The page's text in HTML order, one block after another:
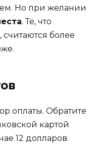
Но при желании
. Те, что
более
оплаты. Обратите
картой
12 долларов.